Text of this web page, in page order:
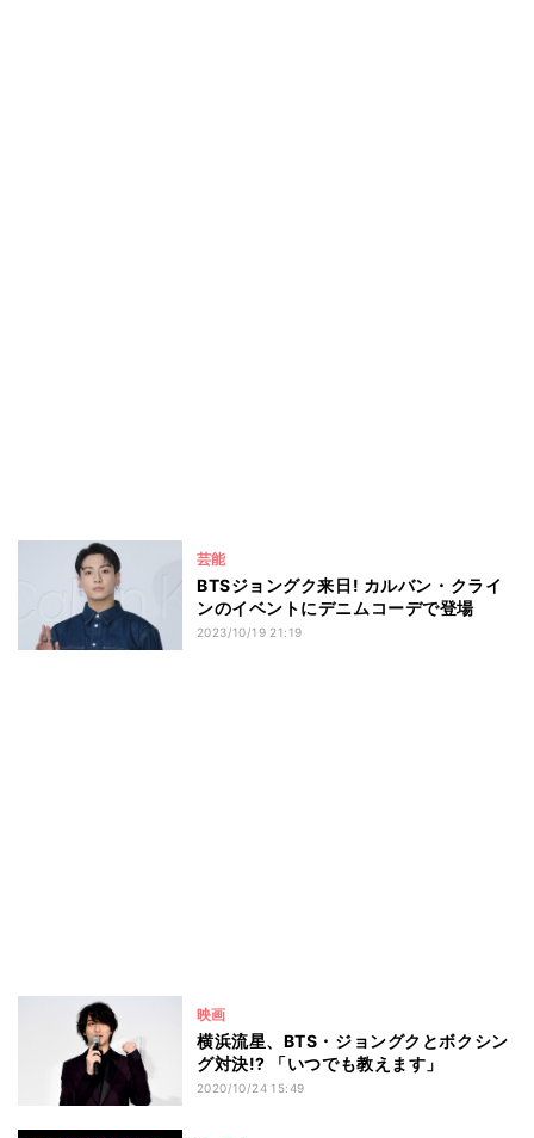
芸能
BTSジョングク来日! カルバン・クライ
ンのイベントにデニムコーデで登場
2023/10/19 21:19
映画
横浜流星、BTS・ジョングクとボクシン
グ対決!? 「いつでも教えます」
2020/10/24 15:49